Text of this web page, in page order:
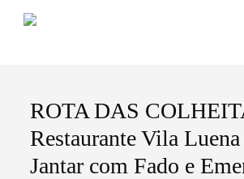
Termo de Pesquisa
ROTA DAS
Restaurante Vila
Jantar com Fado e